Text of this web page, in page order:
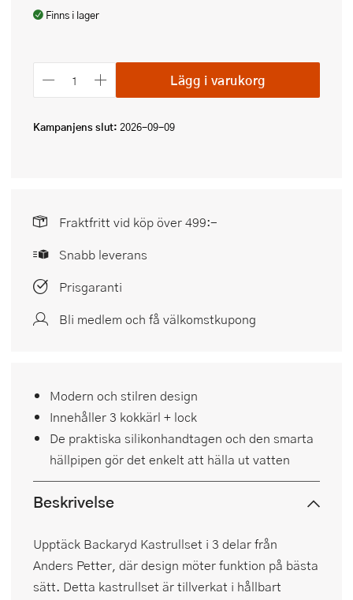
Finns i lager
Lägg i varukorg
Kampanjens slut: 2026-09-09
Fraktfritt vid köp över 499:-
Snabb leverans
Prisgaranti
Bli medlem och få välkomstkupong
Modern och stilren design
Innehåller 3 kokkärl + lock
De praktiska silikonhandtagen och den smarta
hällpipen gör det enkelt att hälla ut vatten
Beskrivelse
Upptäck Backaryd Kastrullset i 3 delar från
Anders Petter, där design möter funktion på bästa
sätt. Detta kastrullset är tillverkat i hållbart